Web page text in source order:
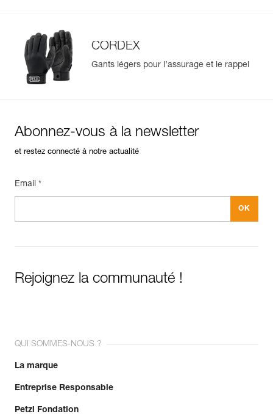
CORDEX
Gants légers pour l’assurage et le rappel
Abonnez-vous à la newsletter
et restez connecté à notre actualité
Email *
Rejoignez la communauté !
QUI SOMMES-NOUS ?
La marque
Entreprise Responsable
Petzl Fondation